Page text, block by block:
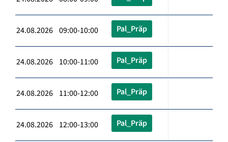
24.08.2026 09:00-10:00 Pal_Präp
24.08.2026 10:00-11:00 Pal_Präp
24.08.2026 11:00-12:00 Pal_Präp
24.08.2026 12:00-13:00 Pal_Präp